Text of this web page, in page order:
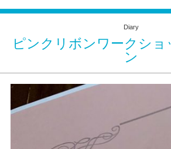
ピンクリボンワークシ
ン
Diary